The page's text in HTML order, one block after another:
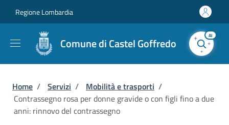
Regione Lombardia
Comune di Castel Goffredo
AI
Briciole di pane
Home / Servizi / Mobilità e trasporti /
Contrassegno rosa per donne gravide o con figli fino a due
anni: rinnovo del contrassegno